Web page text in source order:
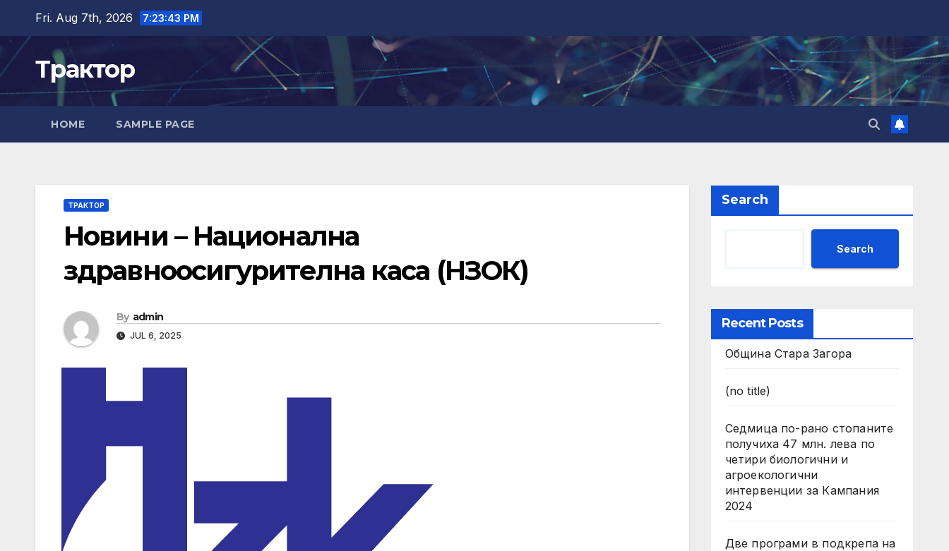
content
Fri. Aug 7th, 2026 7:23:44 PM
Трактор
HOME SAMPLE PAGE
ТРАКТОР
Новини – Национална
здравноосигурителна каса (НЗОК)
By admin
JUL 6, 2025
Search
Search
Recent Posts
Община Стара Загора
(no title)
Седмица по-рано стопаните
получиха 47 млн. лева по
четири биологични и
агроекологични
интервенции за Кампания
2024
Две програми в подкрепа на